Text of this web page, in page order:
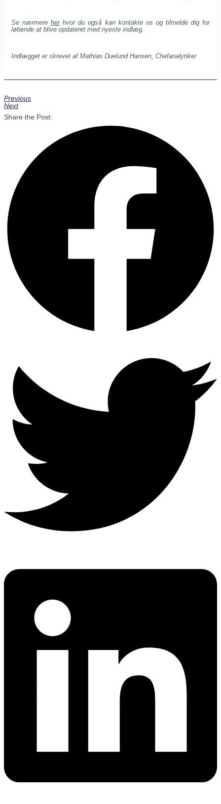
Se nærmereherhvor du også kan kontakte os og tilmelde dig for
løbende at blive opdateret med nyeste indlæg.
Indlægget er skrevet af Mathias Duelund Hansen, Chefanalytiker
Previous
Next
Share the Post: